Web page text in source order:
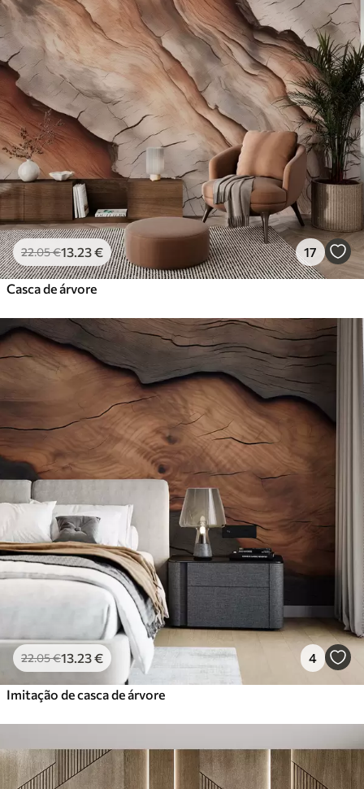
22.05€13 .23€ 17
Casca de árvore
22.05€13 .23€ 4
Imitação de casca de árvore